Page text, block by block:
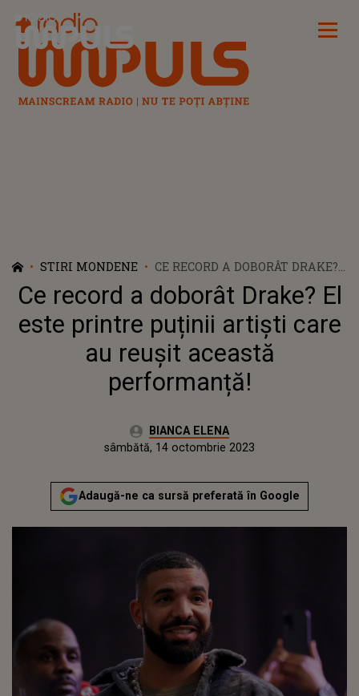
Radio Impuls
STIRI MONDENE
CE RECORD A DOBORÂT DRAKE?
EL ESTE PRINTRE PUȚINII
ARTIȘTI CARE AU REUȘIT
ACEASTĂ PERFORMANȚĂ!
Ce record a doborât Drake? El
este printre puținii artiști care
au reușit această
performanță!
Autor:BIANCA ELENA
vineri, 14 octombrie 2022
Actualizat:
sâmbătă, 14 octombrie 2023
Adaugă-ne ca sursă preferată în Google